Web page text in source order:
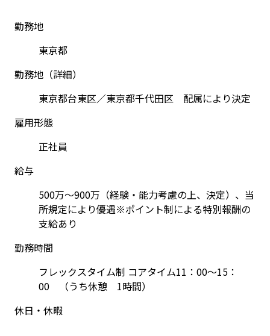
勤務地
東京都
勤務地（詳細）
東京都台東区／東京都千代田区　配属により決定
雇用形態
正社員
給与
500万～900万（経験・能力考慮の上、決定）、当
所規定により優遇※ポイント制による特別報酬の
支給あり
勤務時間
フレックスタイム制 コアタイム11：00～15：
00　（うち休憩　1時間）
休日・休暇